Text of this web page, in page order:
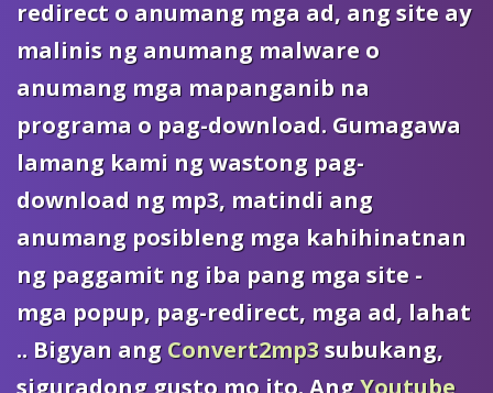
redirect o anumang mga ad, ang site ay
malinis ng anumang malware o
anumang mga mapanganib na
programa o pag-download. Gumagawa
lamang kami ng wastong pag-
download ng mp3, matindi ang
anumang posibleng mga kahihinatnan
ng paggamit ng iba pang mga site -
mga popup, pag-redirect, mga ad, lahat
.. Bigyan ang Convert2mp3subukang,
siguradong gusto mo ito. AngYoutube